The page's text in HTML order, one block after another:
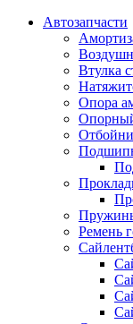
Автозапчасти
Втулка
Опора
Ремень